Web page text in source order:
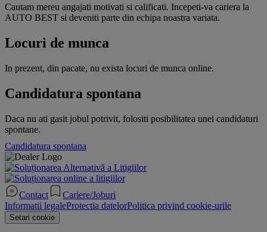
Cautam mereu angajati motivati si calificati. Incepeti-va cariera la
AUTO BEST si deveniti parte din echipa noastra variata.
Locuri de munca
In prezent, din pacate, nu exista locuri de munca online.
Candidatura spontana
Daca nu ati gasit jobul potrivit, folositi posibilitatea unei candidaturi
spontane.
Candidatura spontana
Contact
Cariere/Joburi
Informatii legaleProtectia datelorPolitica privind cookie-urile
Setari cookie